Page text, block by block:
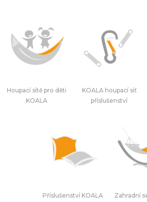
Houpací sítě pro děti
KOALA
KOALA houpací síť
příslušenství
Příslušenství KOALA Zahradní